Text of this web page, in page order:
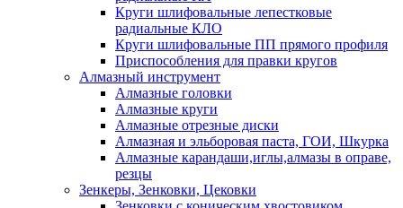
Круги шлифовальные лепестковые
радиальные КЛО
Круги шлифовальные ПП прямого профиля
Приспособления для правки кругов
Алмазный инструмент
Алмазные головки
Алмазные круги
Алмазные отрезные диски
Алмазная и эльборовая паста, ГОИ, Шкурка
Алмазные карандаши,иглы,алмазы в оправе,
резцы
Зенкеры, Зенковки, Цековки